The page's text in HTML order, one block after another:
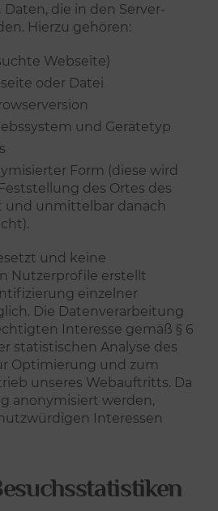
die in den Server-
Hierzu gehören:
Webseite)
oder Datei
und Gerätetyp
Form (diese wird
des Ortes des
und unmittelbar danach
und keine
Nutzerprofile erstellt
einzelner
Die Datenverarbeitung
Interesse gemäß § 6
statistischen Analyse des
Optimierung und zum
unseres Webauftritts. Da
anonymisiert werden,
Interessen